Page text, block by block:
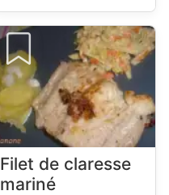
Filet de claresse
mariné